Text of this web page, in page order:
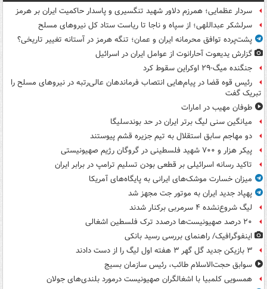
سردار عظمایی؛ همرزم دلاور شهید تنگسیری و پاسدار حاکمیت ایران بر هرمز
سرلشکر عبداللهی؛ از سپاه و ناجا تا ریاست ستاد کل نیروهای مسلح
پشت‌پرده توافق محرمانه ایران و عمان؛ تنگه هرمز در آستانه تغییر تاریخی؟
گزارش یدیعوت آحارانوت از عوامل ایران در اسرائیل
جنگنده میگ-۲۹ اوکراین سقوط کرد
رئیس قوه قضا در پیام‌هایی انتصاب‌ فرماندهان عالی‌رتبه در نیروهای مسلح را
تبریک گفت
طوفان مهیب در امارات
میانگین سنی لیگ برتر ایران در حد بوندسلیگا
دو مهاجم سابق استقلال به تیم جزیره قشم پیوستند
پیکر هزار و ۷۰۰ شهید فلسطینی در گروگان رژیم صهیونیستی
تاکید رسانه اسرائیلی بر قطعی بودن تسلیم ترامپ در برابر ایران
میزان خسارت موشک‌های ایرانی به پایگاه‌های آمریکا
پهپاد جدید ایران به موتور جت مجهز شد
لیگ شروع‌نشده ۴ سرمربی برکنار شدند
۲۰ درصد صهیونیست‌ها درصدد ترک فلسطین اشغالی
اینفوگرافیک/ راهنمای بررسی رسید بانکی
۳ بازیکن جدید گل گهر ۳ هفته اول لیگ را از دست دادند
سوابق حجت‌الاسلام طائب، رئیس سازمان بسیج
همسویی کلمبیا با اشغالگران صهیونیست درمورد بلندی‌های جولان